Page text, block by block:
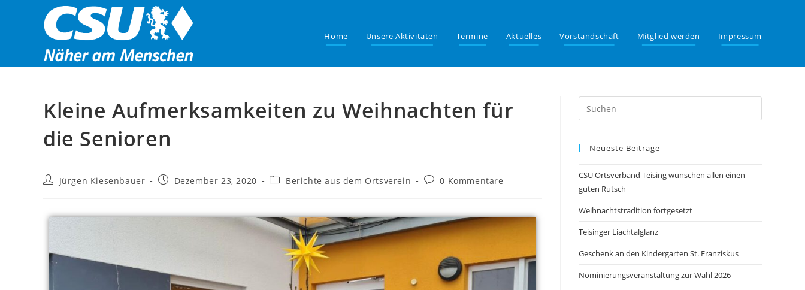
Home Unsere Aktivitäten Termine Aktuelles Vorstandschaft Mitglied werden Impressum
Kleine Aufmerksamkeiten zu Weihnachten für
die Senioren
Jürgen Kiesenbauer Dezember 23, 2020 Berichte aus dem Ortsverein 0 Kommentare
Neueste Beiträge
CSU Ortsverband Teising wünschen allen einen
guten Rutsch
Weihnachtstradition fortgesetzt
Teisinger Liachtalglanz
Geschenk an den Kindergarten St. Franziskus
Nominierungsveranstaltung zur Wahl 2026